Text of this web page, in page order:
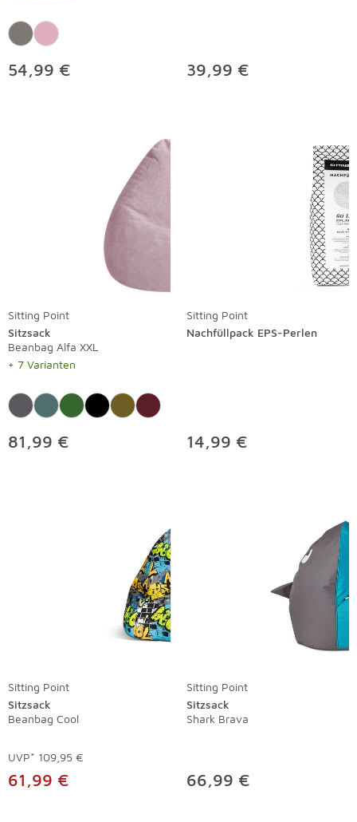
54,99 € 39,99 €
Sitting Point
Sitzsack
Beanbag Alfa XXL
+ 7 Varianten
81,99 €
Sitting Point
Nachfüllpack EPS-Perlen
14,99 €
Sitting Point
Sitzsack
Beanbag Cool
UVP* 109,95 €
61,99 €
Sitting Point
Sitzsack
Shark Brava
66,99 €